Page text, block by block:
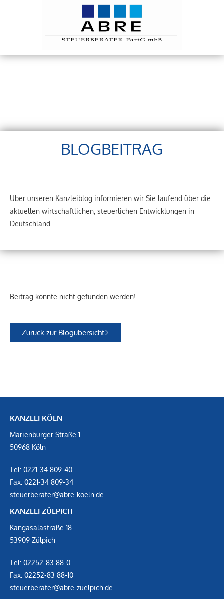
BLOGBEITRAG
Über unseren Kanzleiblog informieren wir Sie laufend über die
aktuellen wirtschaftlichen, steuerlichen Entwicklungen in
Deutschland
Beitrag konnte nicht gefunden werden!
Zurück zur Blogübersicht
KANZLEI KÖLN
Marienburger Straße 1
50968 Köln
Tel: 0221-34 809-40
Fax: 0221-34 809-34
steuerberater@abre-koeln.de
KANZLEI ZÜLPICH
Kangasalastraße 18
53909 Zülpich
Tel: 02252-83 88-0
Fax: 02252-83 88-10
steuerberater@abre-zuelpich.de